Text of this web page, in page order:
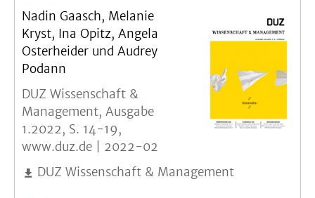
Nadin Gaasch, Melanie
Kryst, Ina Opitz, Angela
Osterheider und Audrey
Podann
DUZ Wissenschaft &
Management, Ausgabe
1.2022, S. 14-19,
www.duz.de | 2022-02
DUZ Wissenschaft & Management